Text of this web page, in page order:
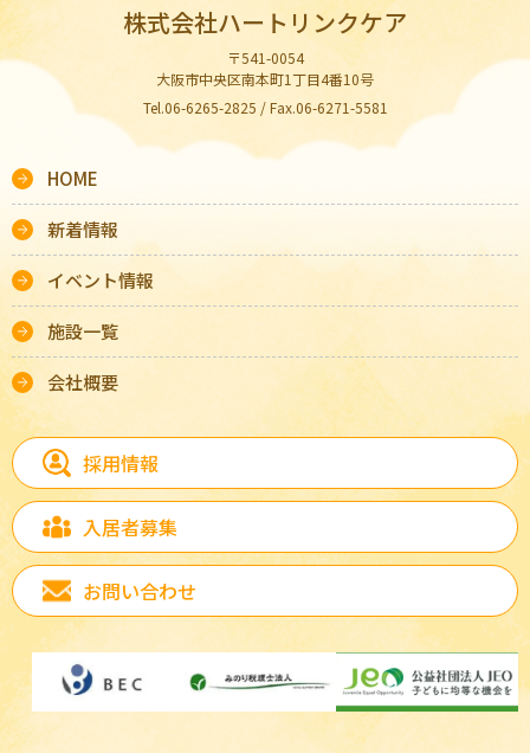
株式会社ハートリンクケア
〒541-0054
大阪市中央区南本町1丁目4番10号
Tel.06-6265-2825 / Fax.06-6271-5581
HOME
新着情報
イベント情報
施設一覧
会社概要
採用情報
入居者募集
お問い合わせ